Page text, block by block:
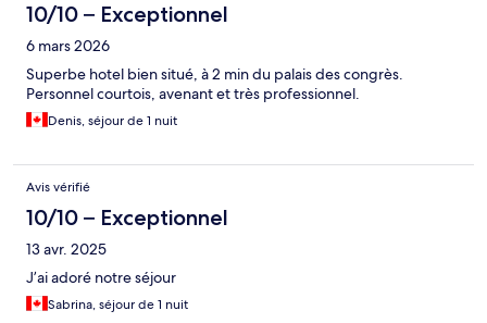
10/10 – Exceptionnel
6 mars 2026
Superbe hotel bien situé, à 2 min du palais des congrès.
Personnel courtois, avenant et très professionnel.
Denis, séjour de 1 nuit
Avis vérifié
10/10 – Exceptionnel
13 avr. 2025
J’ai adoré notre séjour
Sabrina, séjour de 1 nuit